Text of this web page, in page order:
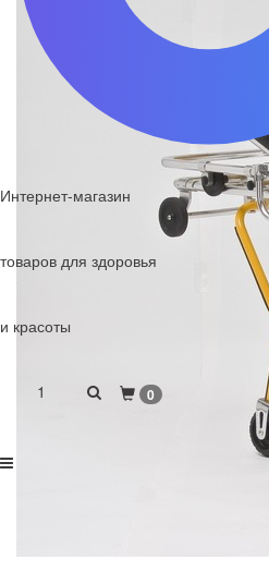
Интернет-магазин
товаров для здоровья
и красоты
1 0